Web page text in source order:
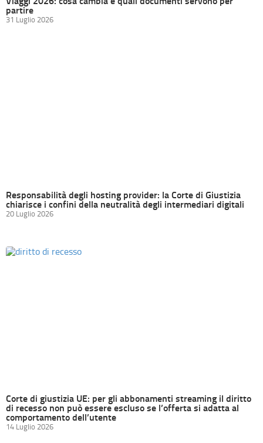
partire
31 Luglio 2026
Responsabilità degli hosting provider: la Corte di Giustizia
chiarisce i confini della neutralità degli intermediari digitali
20 Luglio 2026
Corte di giustizia UE: per gli abbonamenti streaming il diritto
di recesso non può essere escluso se l’offerta si adatta al
comportamento dell’utente
14 Luglio 2026